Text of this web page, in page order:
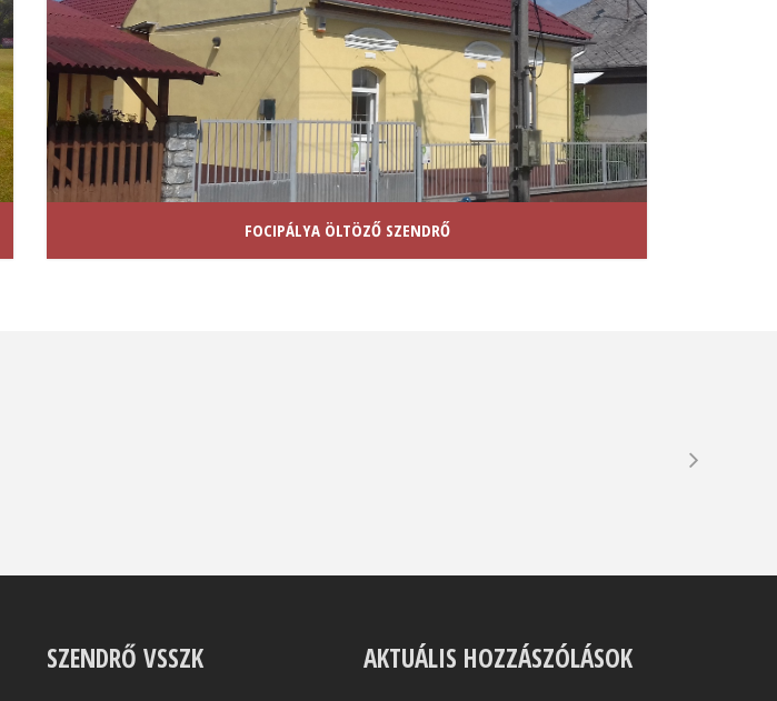
FOCIPÁLYA ÖLTÖZŐ SZENDRŐ
SZENDRŐ VSSZK AKTUÁLIS HOZZÁSZÓLÁSOK